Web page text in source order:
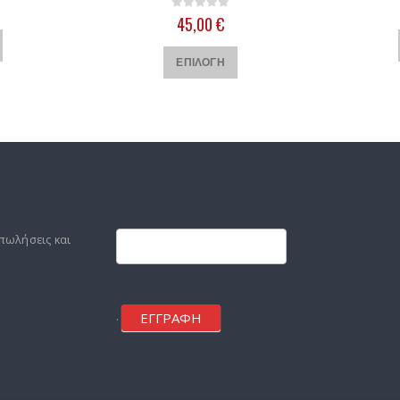
Αυτό το προϊόν έχει πολλαπλές παραλλαγές. Οι επιλογές μπορούν να επιλεγούν στη σελίδα του προϊόντος
out of 5
45,00€
ΕΠΙΛΟΓΉ
Αυτό το προϊόν έχει πολλαπλές παραλλαγές. Οι επιλογές μπορούν να επιλεγούν στη σελίδα του προϊόντος
και
mailchimp
. ΕΓΓΡΑΦΗ